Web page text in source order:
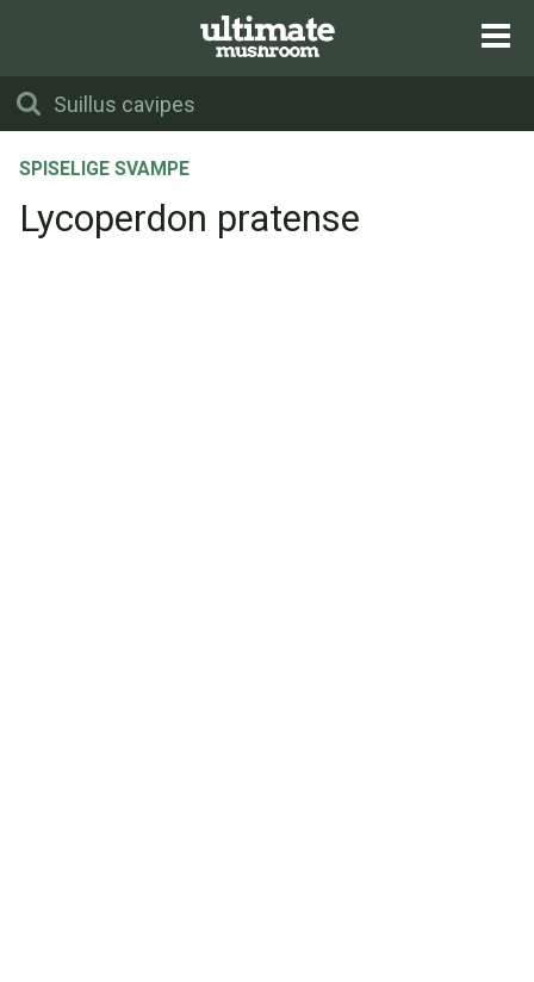
SPISELIGE SVAMPE
Lycoperdon pratense